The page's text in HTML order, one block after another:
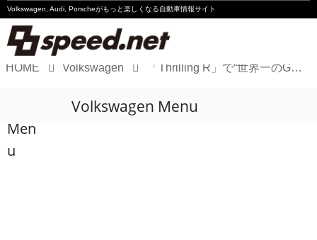
Volkswagen, Audi, Porscheがもっと楽しくなる自動車情報サイト
Audi
HOME Volkswagen 「Thrilling R」で“世界一のGolf使い”に頼んだことは!?
Men
u
Volkswagen Menu